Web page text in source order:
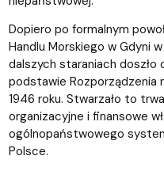
Dopiero po formalnym
Handlu Morskiego w Gdyni
dalszych staraniach doszło
podstawie Rozporządzenia
1946 roku. Stwarzało to
organizacyjne i finansowe
ogólnopaństwowego
Polsce.